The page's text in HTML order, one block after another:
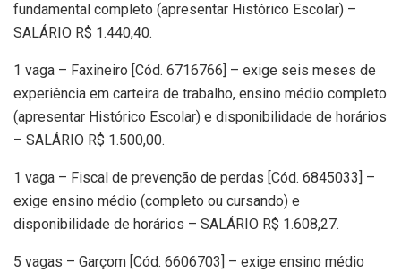
fundamental completo (apresentar Histórico Escolar) –
SALÁRIO R$ 1.440,40.
1 vaga – Faxineiro [Cód. 6716766] – exige seis meses de
experiência em carteira de trabalho, ensino médio completo
(apresentar Histórico Escolar) e disponibilidade de horários
– SALÁRIO R$ 1.500,00.
1 vaga – Fiscal de prevenção de perdas [Cód. 6845033] –
exige ensino médio (completo ou cursando) e
disponibilidade de horários – SALÁRIO R$ 1.608,27.
5 vagas – Garçom [Cód. 6606703] – exige ensino médio